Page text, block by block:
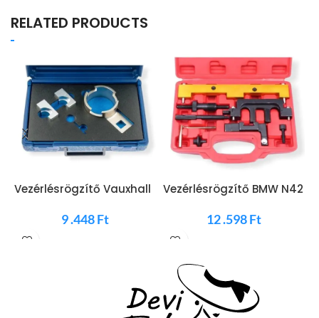
RELATED PRODUCTS
Vezérlésrögzítő Vauxhall
9 .448Ft
Vezérlésrögzítő BMW N42
12 .598Ft